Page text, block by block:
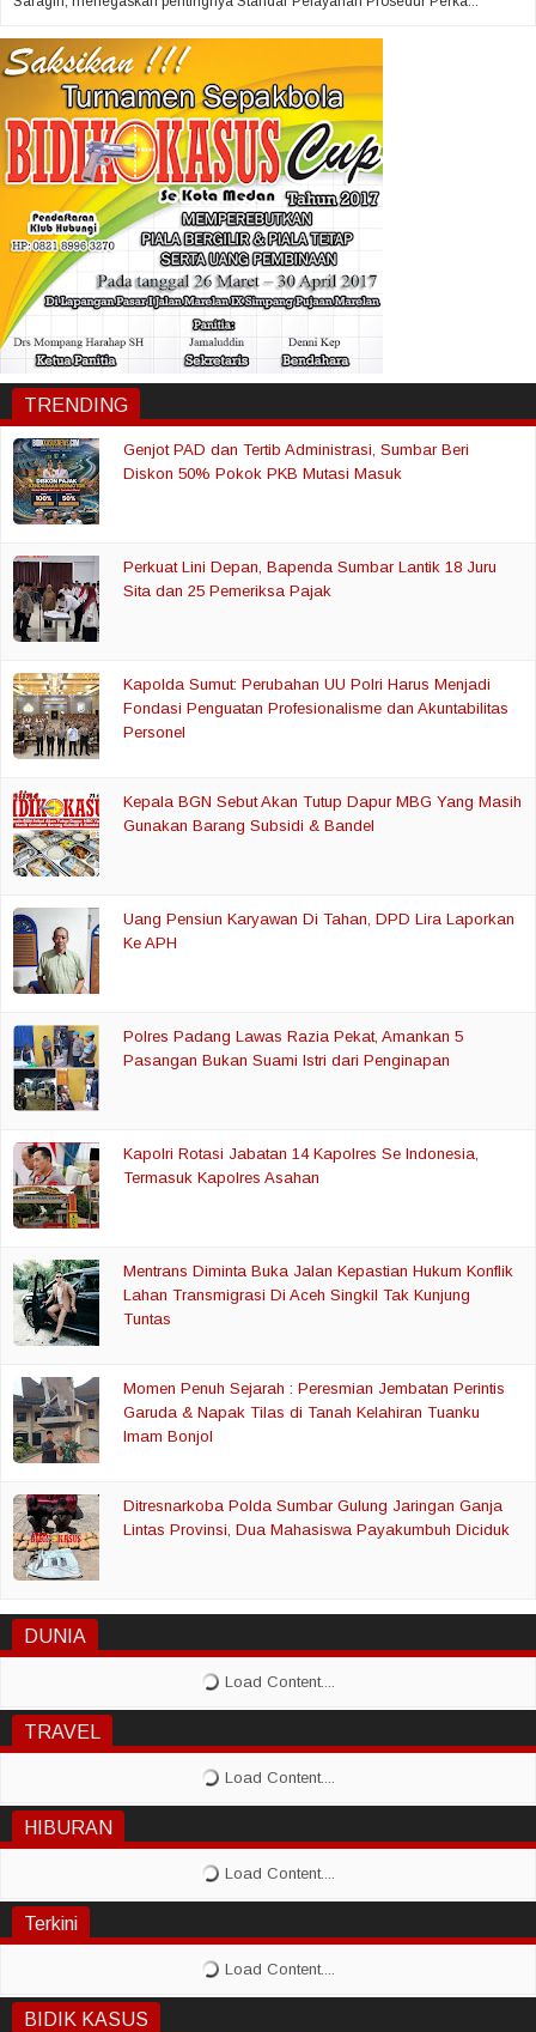
TRENDING
Genjot PAD dan Tertib Administrasi, Sumbar Beri
Diskon 50% Pokok PKB Mutasi Masuk
Perkuat Lini Depan, Bapenda Sumbar Lantik 18 Juru
Sita dan 25 Pemeriksa Pajak
Kapolda Sumut: Perubahan UU Polri Harus Menjadi
Fondasi Penguatan Profesionalisme dan Akuntabilitas
Personel
Kepala BGN Sebut Akan Tutup Dapur MBG Yang Masih
Gunakan Barang Subsidi & Bandel
Uang Pensiun Karyawan Di Tahan, DPD Lira Laporkan
Ke APH
Polres Padang Lawas Razia Pekat, Amankan 5
Pasangan Bukan Suami Istri dari Penginapan
Kapolri Rotasi Jabatan 14 Kapolres Se Indonesia,
Termasuk Kapolres Asahan
Mentrans Diminta Buka Jalan Kepastian Hukum Konflik
Lahan Transmigrasi Di Aceh Singkil Tak Kunjung
Tuntas
Momen Penuh Sejarah : Peresmian Jembatan Perintis
Garuda & Napak Tilas di Tanah Kelahiran Tuanku
Imam Bonjol
Ditresnarkoba Polda Sumbar Gulung Jaringan Ganja
Lintas Provinsi, Dua Mahasiswa Payakumbuh Diciduk
DUNIA
TRAVEL
HIBURAN
Terkini
BIDIK KASUS